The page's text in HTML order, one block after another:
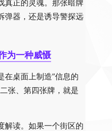
真正的灵魂。那张暗牌
弹器，还是诱导警探远
为一种威慑
在桌面上制造”信息的
张、第四张牌，就是
解读。如果一个街区的